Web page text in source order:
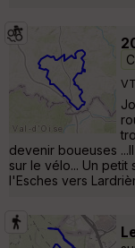
devenir boueuses
sur le vélo... Un
l'Esches vers